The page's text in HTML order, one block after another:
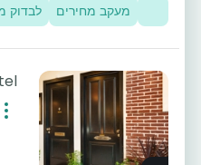
מעקב מחירים לבדוק